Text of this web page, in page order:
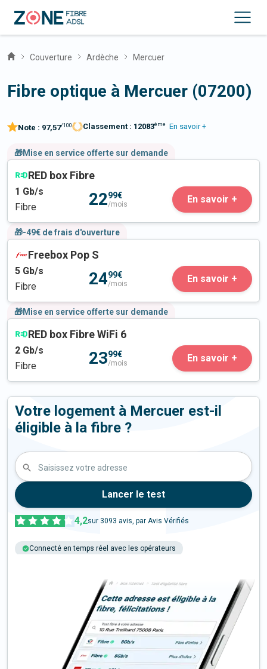
Couverture Ardèche Mercuer
Fibre optique à Mercuer (07200)
Note : 97,57/100 Classement : 12083ème En savoir +
🎁Mise en service offerte sur demande
RED box Fibre
1 Gb/s
Fibre
2299€
/mois En savoir +
🎁-49€ de frais d'ouverture
Freebox Pop S
5 Gb/s
Fibre
2499€
/mois En savoir +
🎁Mise en service offerte sur demande
RED box Fibre WiFi 6
2 Gb/s
Fibre
2399€
/mois En savoir +
Votre logement à Mercuer est-il
éligible à la fibre ?
Saisissez votre adresse
Lancer le test
4,2sur 3093 avis, par Avis Vérifiés
Connecté en temps réel avec les opérateurs